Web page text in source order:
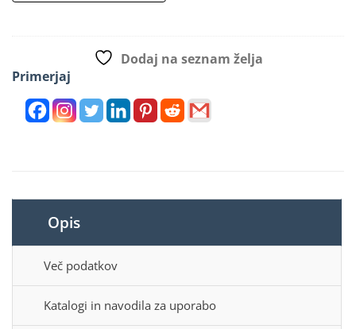
Dodaj na seznam želja
Primerjaj
Opis
Več podatkov
Katalogi in navodila za uporabo